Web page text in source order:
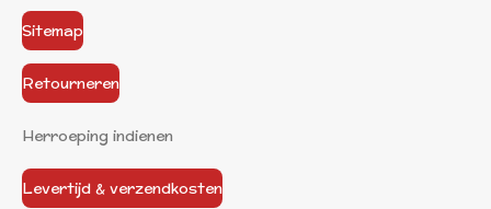
Sitemap
Retourneren
Herroeping indienen
Levertijd & verzendkosten